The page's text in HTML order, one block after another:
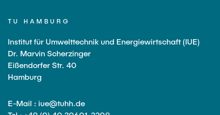
TU HAMBURG
Institut für Umwelttechnik und Energiewirtschaft (IUE)
Dr. Marvin Scherzinger
Eißendorfer Str. 40
Hamburg
E-Mail : iue@tuhh.de